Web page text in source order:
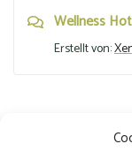
Wellness
Erstellt von: